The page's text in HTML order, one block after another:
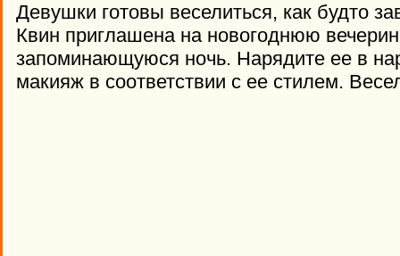
Девушки готовы веселиться, как будто
Квин приглашена на новогоднюю
запоминающуюся ночь. Нарядите ее в
макияж в соответствии с ее стилем.